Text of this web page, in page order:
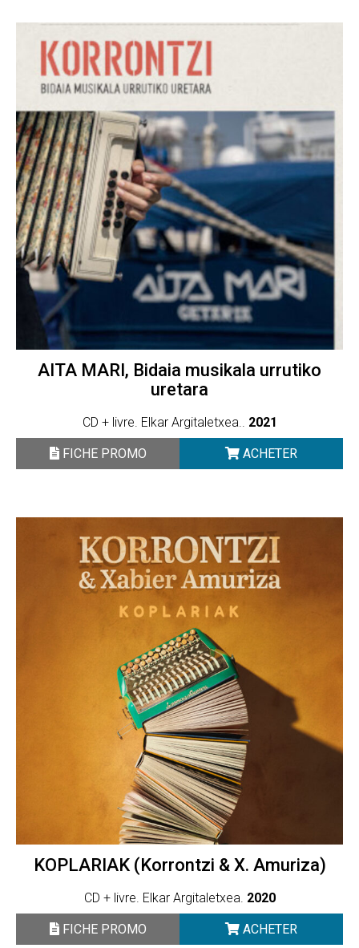
AITA MARI, Bidaia musikala urrutiko
uretara
CD + livre. Elkar Argitaletxea.. 2021
FICHE PROMO ACHETER
KOPLARIAK (Korrontzi & X. Amuriza)
CD + livre. Elkar Argitaletxea. 2020
FICHE PROMO ACHETER